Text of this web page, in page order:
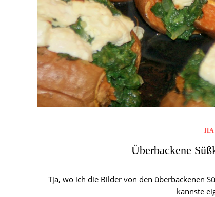
Überbackene
Tja, wo ich die Bilder von den überbackenen
kannste